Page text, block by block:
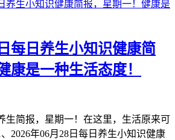
每日养生小知识健康简
康是一种生活态度！
生简报，星期一！在这里，生活原来可
2026年06月28日每日养生小知识健康